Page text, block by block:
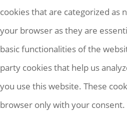
cookies that are categorized as
your browser as they are
basic functionalities of the
party cookies that help us
you use this website. These
browser only with your